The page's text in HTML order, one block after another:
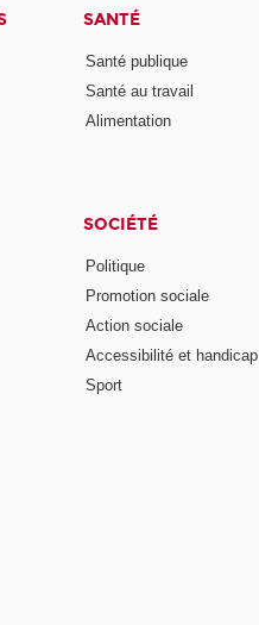
SANTÉ
Santé publique
Santé au travail
Alimentation
SOCIÉTÉ
Politique
Promotion sociale
Action sociale
Accessibilité et handicap
Sport